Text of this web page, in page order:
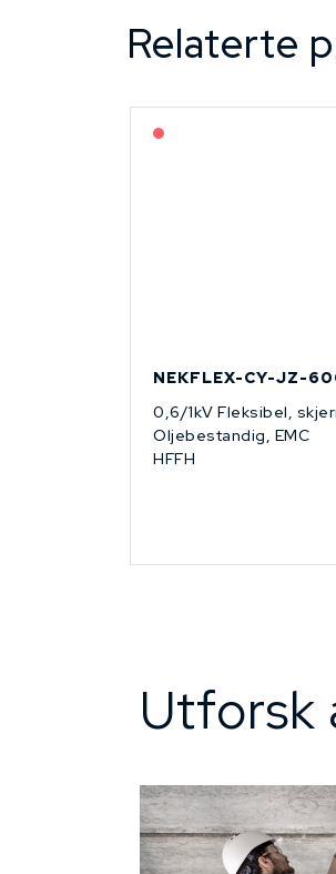
Relaterte
NEKFLEX-CY-JZ-
0,6/1kV Fleksibel,
Oljebestandig, EMC
HFFH
Utforsk